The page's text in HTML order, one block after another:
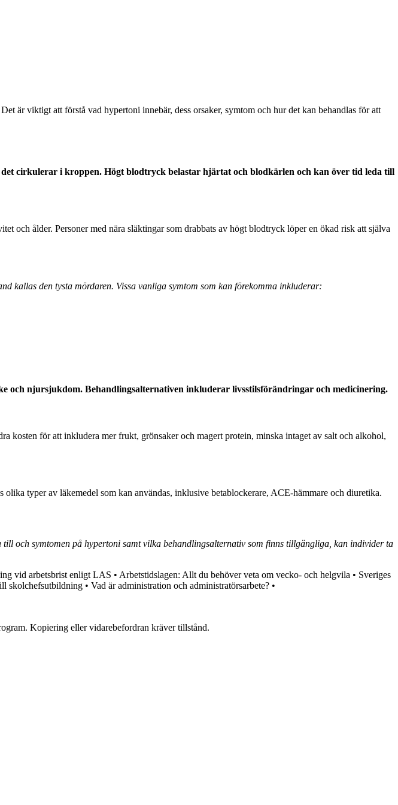
är viktigt att förstå vad hypertoni innebär, dess orsaker, symtom och hur det kan behandlas för att
cirkulerar i kroppen. Högt blodtryck belastar hjärtat och blodkärlen och kan över tid leda till
och ålder. Personer med nära släktingar som drabbats av högt blodtryck löper en ökad risk att själva
kallas den tysta mördaren. Vissa vanliga symtom som kan förekomma inkluderar:
njursjukdom. Behandlingsalternativen inkluderar livsstilsförändringar och medicinering.
kosten för att inkludera mer frukt, grönsaker och magert protein, minska intaget av salt och alkohol,
typer av läkemedel som kan användas, inklusive betablockerare, ACE-hämmare och diuretika.
och symtomen på hypertoni samt vilka behandlingsalternativ som finns tillgängliga, kan individer ta
vid arbetsbrist enligt LAS • Arbetstidslagen: Allt du behöver veta om vecko- och helgvila • Sveriges
skolchefsutbildning • Vad är administration och administratörsarbete? •
Kopiering eller vidarebefordran kräver tillstånd.